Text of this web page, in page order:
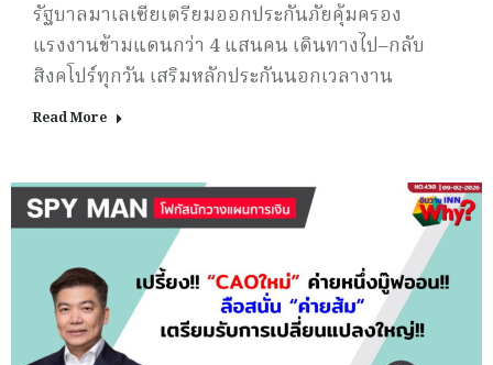
รัฐบาลมาเลเซียเตรียมออกประกันภัยคุ้มครอง
แรงงานข้ามแดนกว่า 4 แสนคน เดินทางไป–กลับ
สิงคโปร์ทุกวัน เสริมหลักประกันนอกเวลางาน
Read More